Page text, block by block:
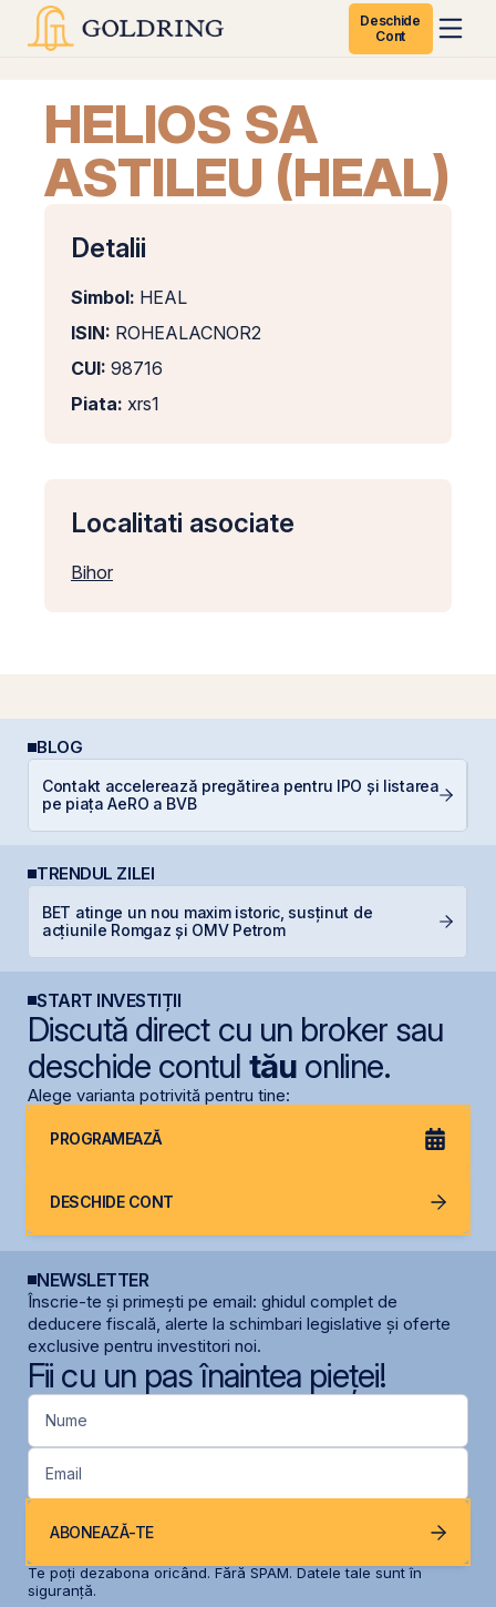
Deschide
Cont
HELIOS SA
ASTILEU (HEAL)
Detalii
Simbol: HEAL
ISIN: ROHEALACNOR2
CUI: 98716
Piata: xrs1
Localitati asociate
Bihor
BLOG
Contakt accelerează pregătirea pentru IPO și listarea
pe piața AeRO a BVB
TRENDUL ZILEI
BET atinge un nou maxim istoric, susținut de
acțiunile Romgaz și OMV Petrom
START INVESTIȚII
Discută direct cu un broker sau
deschide contul tăuonline.
Alege varianta potrivită pentru tine:
PROGRAMEAZĂ
DESCHIDE CONT
NEWSLETTER
Înscrie-te și primești pe email: ghidul complet de
deducere fiscală, alerte la schimbari legislative și oferte
exclusive pentru investitori noi.
Fii cu un pas înaintea pieței!
Nume
Email
ABONEAZĂ-TE
Te poți dezabona oricând. Fără SPAM. Datele tale sunt în
siguranță.